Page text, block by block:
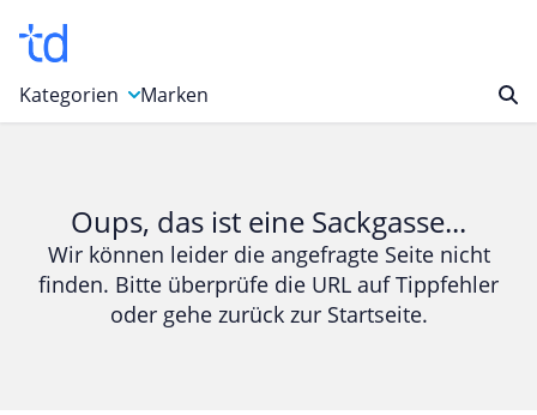
Kategorien
Bücher & Magazine
Computer & Elektronik
Entertainment & Media
Marken
Oups, das ist eine Sackgasse...
Wir können leider die angefragte Seite nicht
finden. Bitte überprüfe die URL auf Tippfehler
oder gehe zurück zur Startseite.